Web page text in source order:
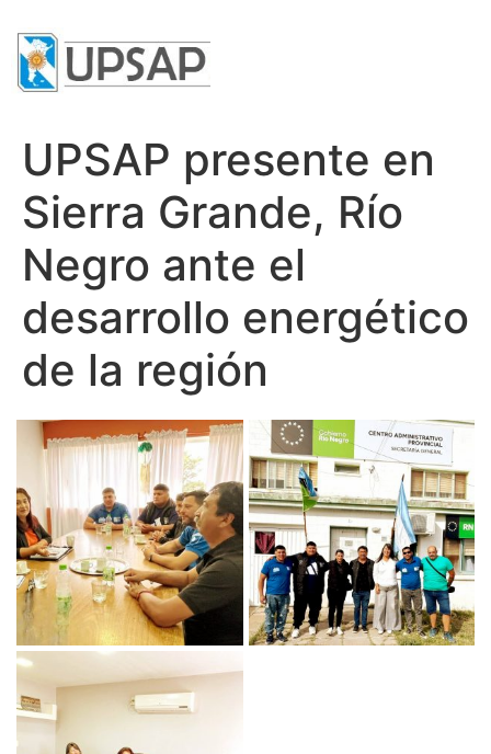
UPSAP presente en
Sierra Grande, Río
Negro ante el
desarrollo energético
de la región